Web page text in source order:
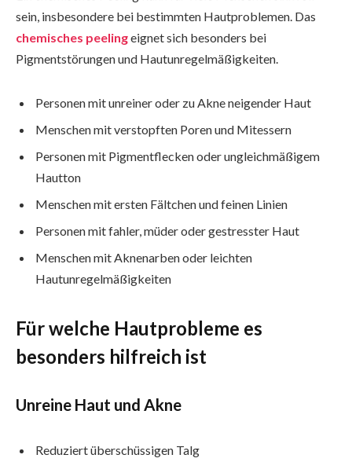
sein, insbesondere bei bestimmten Hautproblemen. Das
chemisches peelingeignet sich besonders bei
Pigmentstörungen und Hautunregelmäßigkeiten.
Personen mit unreiner oder zu Akne neigender Haut
Menschen mit verstopften Poren und Mitessern
Personen mit Pigmentflecken oder ungleichmäßigem
Hautton
Menschen mit ersten Fältchen und feinen Linien
Personen mit fahler, müder oder gestresster Haut
Menschen mit Aknenarben oder leichten
Hautunregelmäßigkeiten
Für welche Hautprobleme es
besonders hilfreich ist
Unreine Haut und Akne
Reduziert überschüssigen Talg